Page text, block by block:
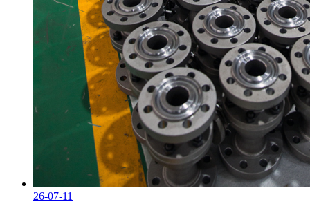
26-07-11